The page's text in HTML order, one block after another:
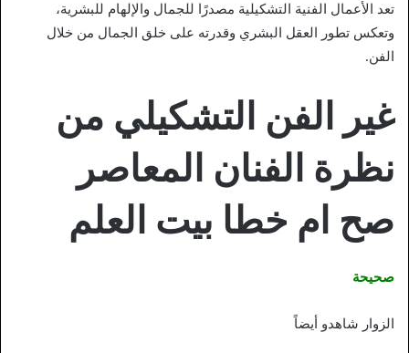
تعد الأعمال الفنية التشكيلية مصدرًا للجمال والإلهام للبشرية،
وتعكس تطور العقل البشري وقدرته على خلق الجمال من خلال
الفن.
غير الفن التشكيلي من
نظرة الفنان المعاصر
صح ام خطا بيت العلم
صحيحة
الزوار شاهدو أيضاً